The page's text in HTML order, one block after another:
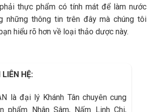
thực phẩm có tính mát để làm nước
những thông tin trên đây mà chúng tôi
hiểu rõ hơn về loại thảo dược này.
HỆ:
là đại lý Khánh Tân chuyên cung
phẩm Nhân Sâm, Nấm Linh Chi,